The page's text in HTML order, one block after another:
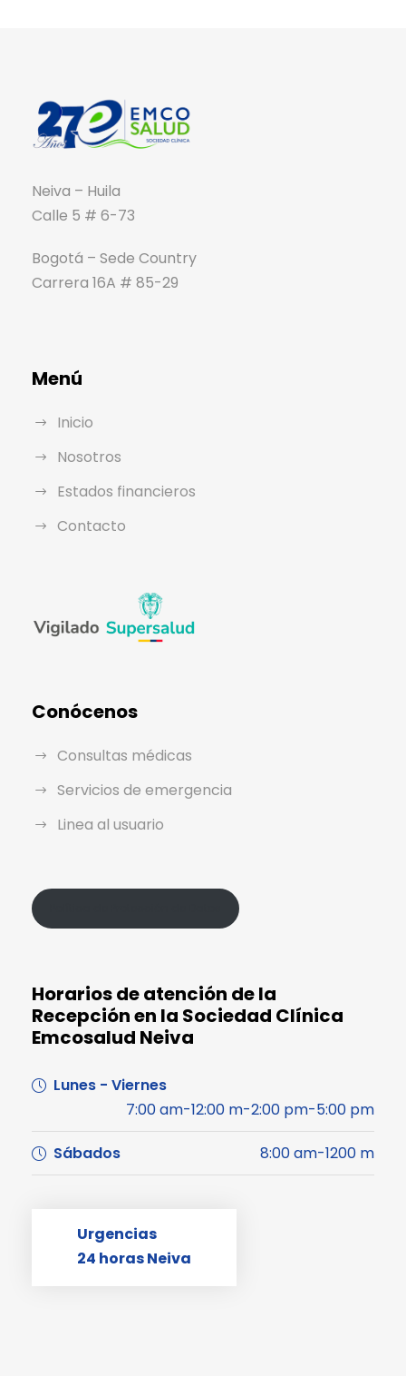
Neiva – Huila
Calle 5 # 6-73
Bogotá – Sede Country
Carrera 16A # 85-29
Menú
Inicio
Nosotros
Estados financieros
Contacto
Conócenos
Consultas médicas
Servicios de emergencia
Linea al usuario
Horarios de atención de la
Recepción en la Sociedad Clínica
Emcosalud Neiva
Lunes - Viernes
7:00 am-12:00 m-2:00 pm-5:00 pm
Sábados 8:00 am-1200 m
Urgencias
24 horas Neiva